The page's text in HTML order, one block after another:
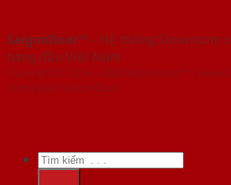
SaigonDoor™ - Hệ thống Showroom
hàng đầu Việt Nam
Copyright ⓒ 2016 – 2026 SaigonDoor™ -
vị chủ quản SaigonDoor
Tìm
kiếm: